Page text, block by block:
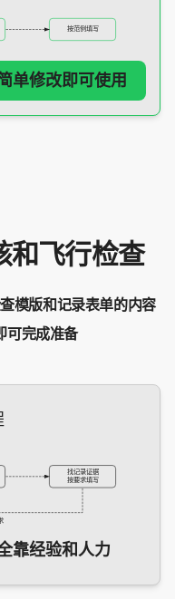
按范例填写
单修改即可使用
和飞行检查
模版和记录表单的内容
可完成准备
找记录证据
按要求填写
靠经验和人力